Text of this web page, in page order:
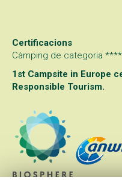
Certificacions
Càmping de categoria ****
1st Campsite in Europe
Responsible Tourism.